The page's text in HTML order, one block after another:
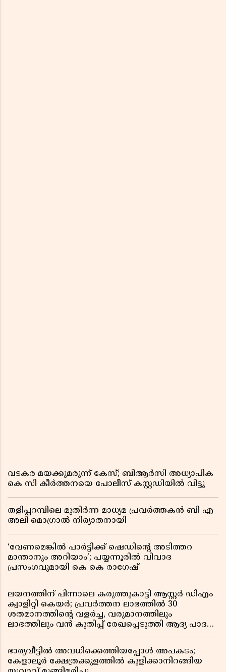
വടകര മയക്കുമരുന്ന് കേസ്; ബിആർസി അധ്യാപിക
കെ സി കീർത്തനയെ പോലീസ് കസ്റ്റഡിയിൽ വിട്ടു
തളിപ്പറമ്പിലെ മുതിർന്ന മാധ്യമ പ്രവർത്തകൻ ബി എ
അലി മൊഗ്രാൽ നിര്യാതനായി
‘വേണമെങ്കിൽ പാർട്ടിക്ക് ഷെഡിൻ്റെ അടിത്തറ
മാന്താനും അറിയാം’; പയ്യന്നൂരിൽ വിവാദ
പ്രസംഗവുമായി കെ കെ രാഗേഷ്
ലയനത്തിന് പിന്നാലെ കരുത്തുകാട്ടി ആസ്റ്റർ ഡിഎം
ക്വാളിറ്റി കെയർ; പ്രവർത്തന ലാഭത്തിൽ 30
ശതമാനത്തിൻ്റെ വളർച്ച, വരുമാനത്തിലും
ലാഭത്തിലും വൻ കുതിപ്പ് രേഖപ്പെടുത്തി ആദ്യ പാദ
ഭാര്യവീട്ടിൽ അവധിക്കെത്തിയപ്പോൾ അപകടം;
കേളാലൂർ ക്ഷേത്രക്കുളത്തിൽ കുളിക്കാനിറങ്ങിയ